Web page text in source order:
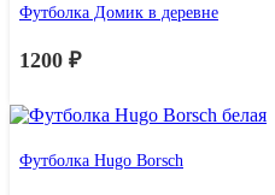
Футболка Домик в деревне
1200 ₽
Футболка Hugo Borsch